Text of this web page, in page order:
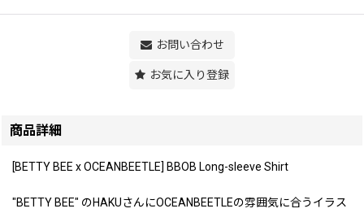
お問い合わせ
お気に入り登録
商品詳細
[BETTY BEE x OCEANBEETLE] BBOB Long-sleeve Shirt
"BETTY BEE" のHAKUさんにOCEANBEETLEの雰囲気に合うイラス